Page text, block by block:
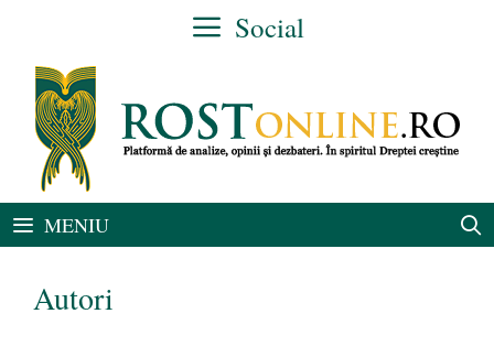
conținut
Social
MENIU
Autori